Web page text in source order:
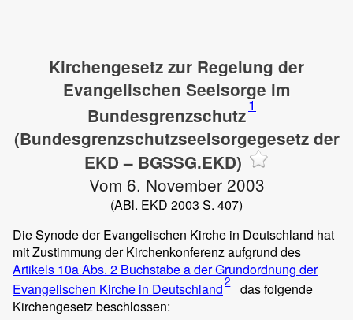
Kirchengesetz zur Regelung der
Evangelischen Seelsorge im
Bundesgrenzschutz1
(Bundesgrenzschutzseelsorgegesetz der
EKD – BGSSG.EKD)
Vom 6. November 2003
(ABl. EKD 2003 S. 407)
Die Synode der Evangelischen Kirche in Deutschland hat
mit Zustimmung der Kirchenkonferenz aufgrund des
Artikels 10a Abs. 2 Buchstabe a der Grundordnung der
Evangelischen Kirche in Deutschland2
das folgende
Kirchengesetz beschlossen: